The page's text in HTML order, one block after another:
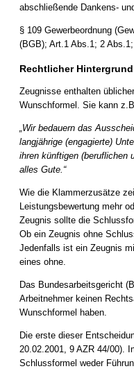
abschließende Dankens-
§ 109 Gewerbeordnung
(BGB); Art.1 Abs.1; 2
Rechtlicher Hintergrund
Zeugnisse enthalten
Wunschformel. Sie kann
„Wir bedauern das
langjährige (engagierte)
ihren künftigen (beruflichen
alles Gute.“
Wie die Klammerzusätze
Leistungsbewertung mehr
Zeugnis sollte die
Ob ein Zeugnis ohne
Jedenfalls ist ein Zeugnis
eines ohne.
Das Bundesarbeitsgericht
Arbeitnehmer keinen
Wunschformel haben.
Die erste dieser
20.02.2001, 9 AZR 44/00).
Schlussformel weder